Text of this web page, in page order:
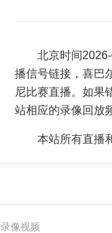
北京时间
播信号链接，喜巴
尼比赛直播。如果
站相应的录像回放
本站所有直播
录像视频